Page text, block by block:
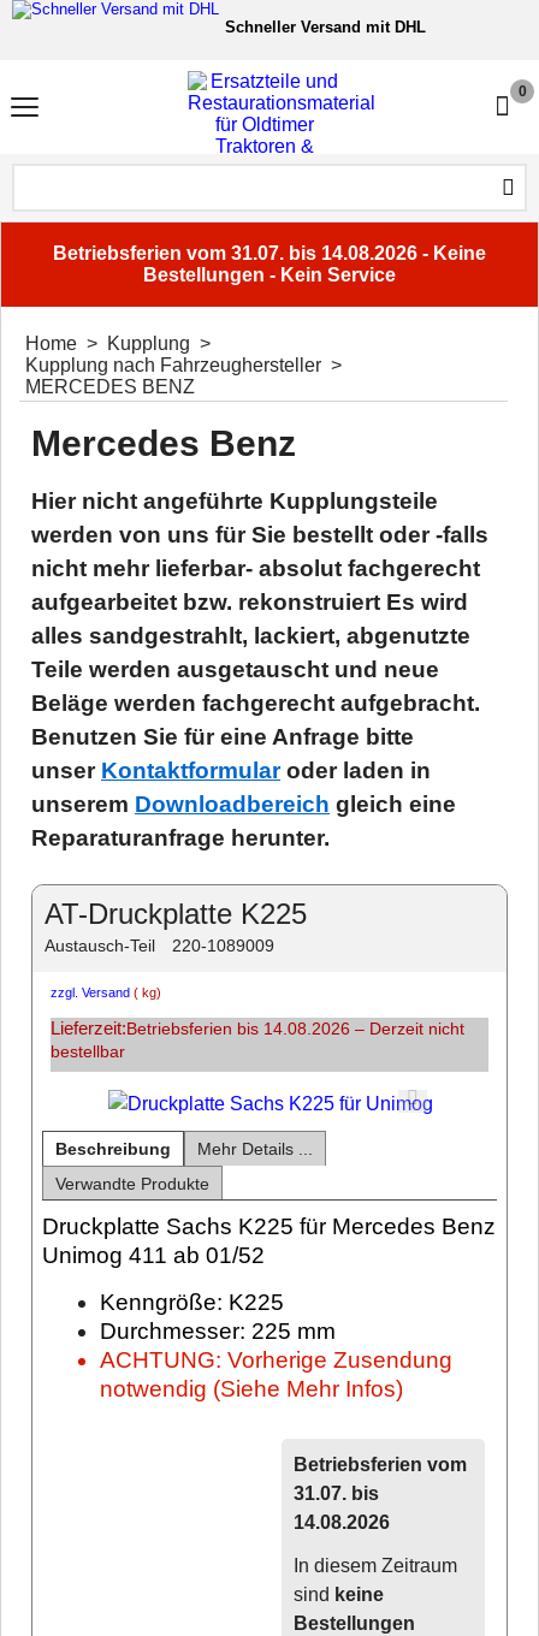
Schneller Versand mit DHL
6.000+ Ersatzteile für
Sichere Zahlung
Unsere Services
0
Betriebsferien vom 31.07. bis 14.08.2026 - Keine
Bestellungen - Kein Service
Home > Kupplung >
Kupplung nach Fahrzeughersteller >
MERCEDES BENZ
Mercedes Benz
Hier nicht angeführte Kupplungsteile
werden von uns für Sie bestellt oder -falls
nicht mehr lieferbar- absolut fachgerecht
aufgearbeitet bzw. rekonstruiert Es wird
alles sandgestrahlt, lackiert, abgenutzte
Teile werden ausgetauscht und neue
Beläge werden fachgerecht aufgebracht.
Benutzen Sie für eine Anfrage bitte
unser Kontaktformularoder laden in
unserem Downloadbereich gleich eine
Reparaturanfrage herunter.
AT-Druckplatte K225
Austausch-Teil 220-1089009
zzgl. Versand kg
Lieferzeit: Betriebsferien bis 14.08.2026 – Derzeit nicht
bestellbar
Beschreibung
Mehr Details ...
Verwandte Produkte
Druckplatte Sachs K225 für Mercedes Benz
Unimog 411 ab 01/52
Kenngröße: K225
Durchmesser: 225 mm
ACHTUNG: Vorherige Zusendung
notwendig (Siehe Mehr Infos)
Betriebsferien vom
31.07. bis
14.08.2026
In diesem Zeitraum
sind keine
Bestellungen